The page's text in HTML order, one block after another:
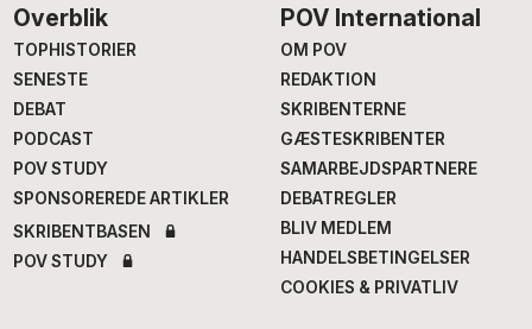
Footer
Overblik
TOPHISTORIER
SENESTE
DEBAT
PODCAST
POV STUDY
SPONSOREREDE ARTIKLER
SKRIBENTBASEN
POV STUDY
POV International
OM POV
REDAKTION
SKRIBENTERNE
GÆSTESKRIBENTER
SAMARBEJDSPARTNERE
DEBATREGLER
BLIV MEDLEM
HANDELSBETINGELSER
COOKIES & PRIVATLIV